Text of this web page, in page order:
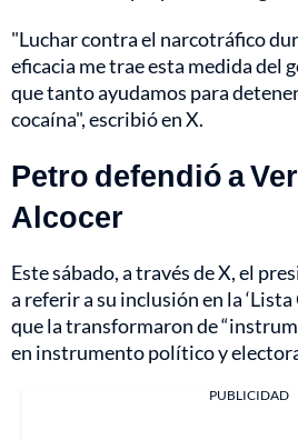
"Luchar contra el narcotráfico
eficacia me trae esta medida del
que tanto ayudamos para
cocaína", escribió en X.
Petro defendió a
Alcocer
Este sábado, a través de X, el
a referir a su inclusión en la
que la transformaron de
en instrumento político y
PUBLICIDAD